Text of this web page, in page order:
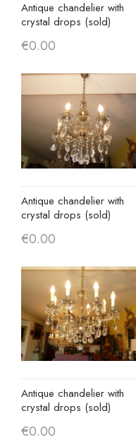
Antique chandelier with
crystal drops (sold)
€0.00
Antique chandelier with
crystal drops (sold)
€0.00
Antique chandelier with
crystal drops (sold)
€0.00